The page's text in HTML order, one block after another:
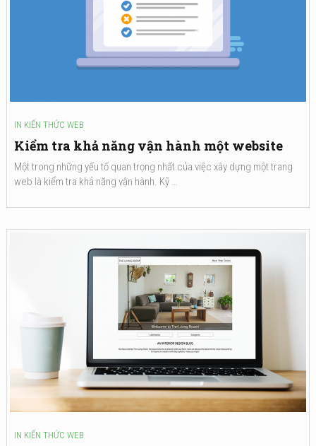
IN KIẾN THỨC WEB
Kiểm tra khả năng vận hành một website
Một trong những yếu tố quan trọng nhất của việc xây dựng một trang
web là kiểm tra khả năng vận hành. Kỹ …
IN KIẾN THỨC WEB